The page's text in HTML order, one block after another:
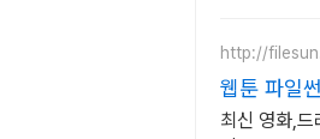
http://
웹툰 파일
최신 영화,